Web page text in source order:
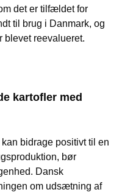
det er tilfældet for
til brug i Danmark, og
blevet reevalueret.
kartofler med
bidrage positivt til en
bør
Dansk
om udsætning af